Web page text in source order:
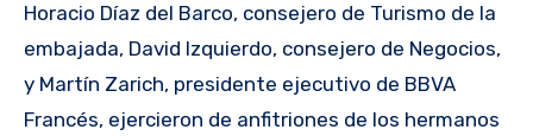
Horacio Díaz del Barco, consejero de Turismo de la
embajada, David Izquierdo, consejero de Negocios,
y Martín Zarich, presidente ejecutivo de BBVA
Francés, ejercieron de anfitriones de los hermanos